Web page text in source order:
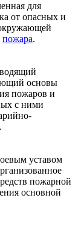
для
от опасных и
пожара.
основы
пожаров и
с ними
уставом
пожарной
основной